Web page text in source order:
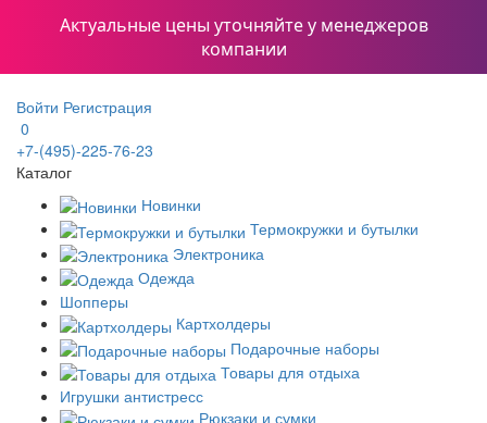
Актуальные цены уточняйте у менеджеров
компании
Войти Регистрация
0
+7-(495)-225-76-23
Каталог
Новинки
Термокружки и бутылки
Электроника
Одежда
Шопперы
Картхолдеры
Подарочные наборы
Товары для отдыха
Игрушки антистресс
Рюкзаки и сумки